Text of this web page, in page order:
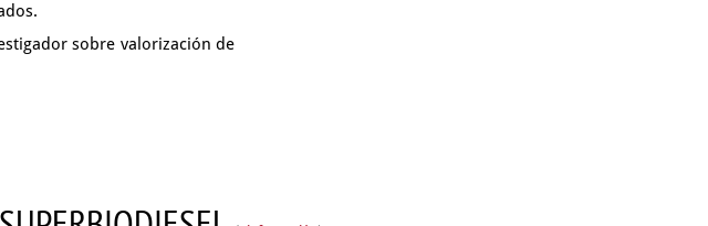
sobre valorización de